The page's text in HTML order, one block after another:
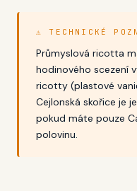
⚠ TECHNICKÉ
Průmyslová ricotta
hodinového scezení
ricotty (plastové
Cejlonská skořice je
pokud máte pouze
polovinu.